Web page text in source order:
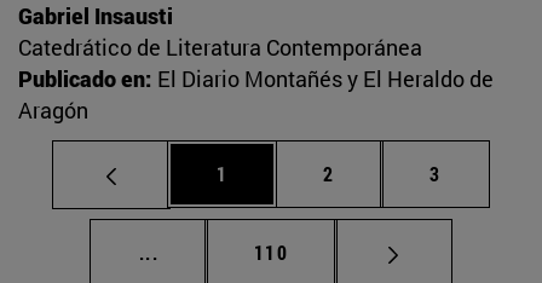
Gabriel Insausti
Catedrático de Literatura Contemporánea
Publicado en: El Diario Montañés y El Heraldo de
Aragón
Página
1 Página
2 Página
3
... Páginas intermedias Use TAB para
Página
110